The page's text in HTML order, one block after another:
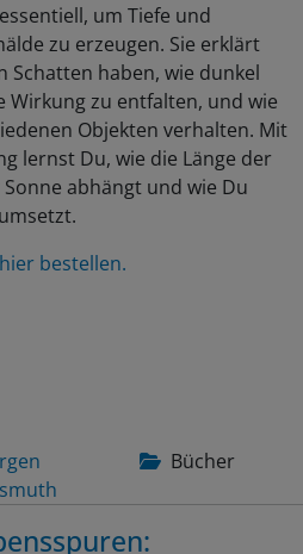
um Tiefe und
zu erzeugen. Sie erklärt
Schatten haben, wie dunkel
Wirkung zu entfalten, und wie
Objekten verhalten. Mit
lernst Du, wie die Länge der
abhängt und wie Du
hier bestellen.
Bücher